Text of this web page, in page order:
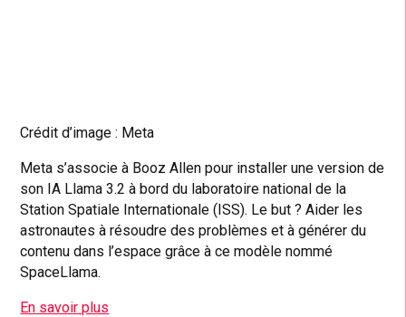
Crédit d’image : Meta
Meta s’associe à Booz Allen pour installer une version de
son IA Llama 3.2 à bord du laboratoire national de la
Station Spatiale Internationale (ISS). Le but ? Aider les
astronautes à résoudre des problèmes et à générer du
contenu dans l’espace grâce à ce modèle nommé
SpaceLlama.
En savoir plus